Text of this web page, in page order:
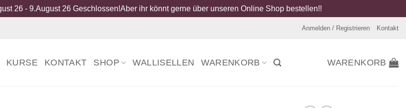
26 - 9.August 26 Geschlossen!Aber ihr könnt gerne über unseren Online Shop bestellen!!
Anmelden / Registrieren Kontakt
KURSE KONTAKT SHOP WALLISELLEN WARENKORB WARENKORB